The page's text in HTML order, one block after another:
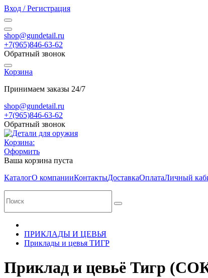
Вход / Регистрация
shop@gundetail.ru
+7(965)846-63-62
Обратный звонок
Корзина
Принимаем заказы 24/7
shop@gundetail.ru
+7(965)846-63-62
Обратный звонок
Корзина:
Оформить
Ваша корзина пуста
КаталогО компанииКонтактыДоставкаОплатаЛичный
ПРИКЛАДЫ И ЦЕВЬЯ
Приклады и цевья ТИГР
Приклад и цевьё Тигр